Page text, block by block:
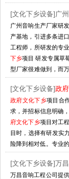
音响厂家的经营理念
户提供科学的
http://
[文化下乡设备]广
广州音响生产厂家研
产基地，引进多条进
工程师，所研发的专
下乡项目 研发专属草
型厂家很难做到，而
http://
[文化下乡设备]政
政府文化下乡项目合
求，并招标信息明确
府文化下乡项目对工
目时，选择有研发实
险降到相对低。专业
http://
[文化下乡设备]万
万昌音响工程公司提供